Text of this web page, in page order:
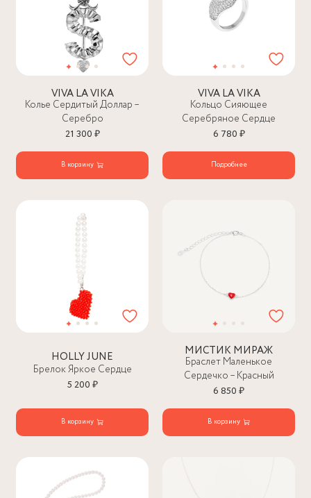
VIVA LA VIKA
Колье Сердитый Доллар –
Серебро
21 300 ₽
В корзину
VIVA LA VIKA
Кольцо Сияющее
Серебряное Сердце
6 780 ₽
Подробнее
HOLLY JUNE
Брелок Яркое Сердце
5 200 ₽
В корзину
МИСТИК МИРАЖ
Браслет Маленькое
Сердечко – Красный
6 850 ₽
В корзину